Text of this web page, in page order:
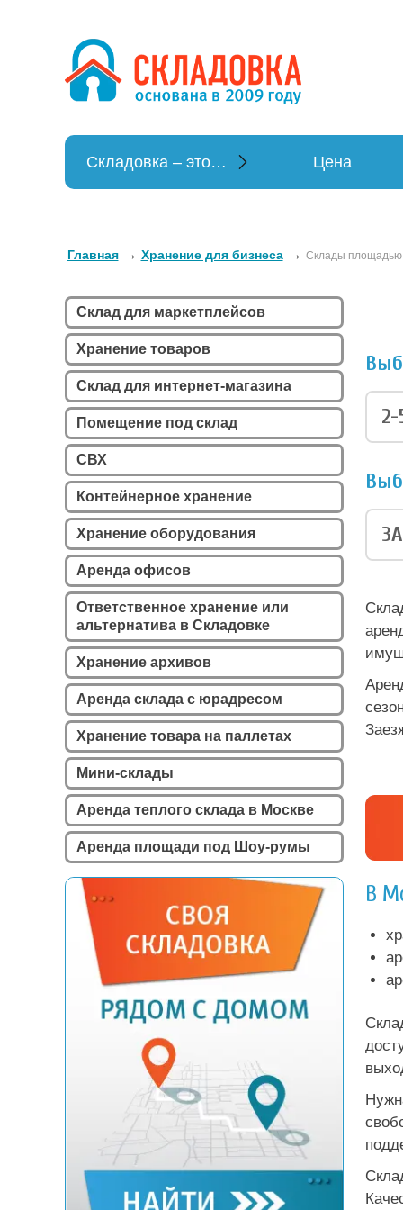
Складовка – это… Цена
Главная→ Хранение для бизнеса→ Склады
Склад для маркетплейсов
Хранение товаров
Склад для интернет-магазина
Помещение под склад
СВХ
Контейнерное хранение
Хранение оборудования
Аренда офисов
Ответственное хранение или
альтернатива в Складовке
Хранение архивов
Аренда склада с юрадресом
Хранение товара на паллетах
Мини-склады
Аренда теплого склада в Москве
Аренда площади под Шоу-румы
В